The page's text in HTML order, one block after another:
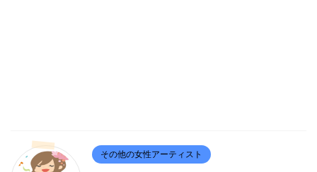
その他の女性アーティスト